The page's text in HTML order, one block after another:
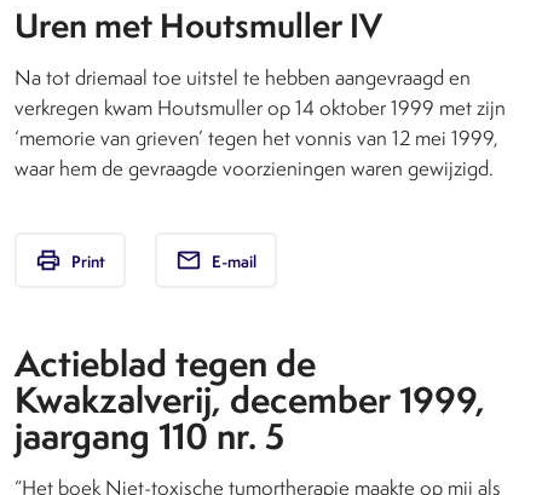
Uren met Houtsmuller IV
Na tot driemaal toe uitstel te hebben aangevraagd en
verkregen kwam Houtsmuller op 14 oktober 1999 met zijn
‘memorie van grieven’ tegen het vonnis van 12 mei 1999,
waar hem de gevraagde voorzieningen waren gewijzigd.
print Print email E-mail
Actieblad tegen de
Kwakzalverij, december 1999,
jaargang 110 nr. 5
“Het boek Niet-toxische tumortherapie maakte op mij als